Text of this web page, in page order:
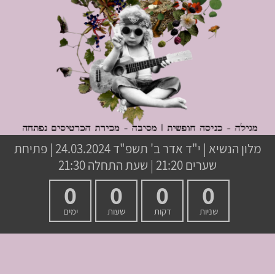
מלון הנשיא | י"ד אדר ב' תשפ"ד
24.03.2024 | פתיחת
שערים 21:20 | שעת התחלה 21:30
0
שניות
0
דקות
0
שעות
0
ימים